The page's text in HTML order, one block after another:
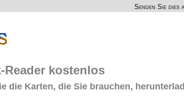
Senden Sie dies
Reader kostenlos
die Karten, die Sie brauchen,